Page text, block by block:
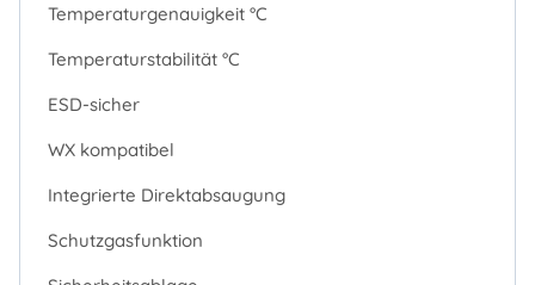
Temperaturgenauigkeit °C
Temperaturstabilität °C
ESD-sicher
WX kompatibel
Integrierte Direktabsaugung
Schutzgasfunktion